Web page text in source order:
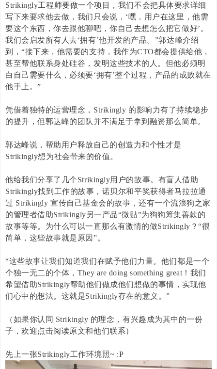
Strikingly工程师要做一个项目，我们不会把具体要求详细
写下来要求他去做，我们只会说，‘嘿，用户在这里，他需
要这个东西，你去跟他聊吧，你自己去想怎么把它做好’。
我们会启发所有人去‘拥有’他开发的产品。”郭达峰介绍
到，“接下来，他需要的支持，我作为CTO都会提供给他，
甚至帮他联系身处硅谷，发明这些技术的人。但他必须明
白自己需要什么，必须要‘拥有’整个过程，产品的成败就在
他手上。”
凭借着独特的运营理念， Strikingly 的影响力有了持续稳步
的提升，但郭达峰的团队并不满足于拿到融资那么简单。
郭达峰说，帮助用户释放自己的创造力和个性才是
Strikingly想为社会带来的价值。
他给我们分享了几个Strikingly用户的故事。有盲人借助
Strikingly找到工作的故事，诺贝尔和平奖获得者马拉拉通
过 Strikingly宣传自己基金会的故事，还有一个流浪狗之家
的管理者借助Strikingly另一产品“微贴”为狗狗筹集善款的
故事等等。为什么可以一直那么有激情的做Strikingly ？“很
简单，这些故事就是原因”。
“这些故事让我们知道我们在赋予他们力量。他们都是一个
个独一无二的个体， They are doing something great ！我们
希望借助Strikingly帮助他们做成他们想做的事情，实现他
们心中的想法。这就是Strikingly存在的意义。”
（如果你认同 Strikingly 的理念，有兴趣成为其中的一份
子，欢迎点击阅读原文和他们联系）
先上一张Strikingly工作环境照~ :P